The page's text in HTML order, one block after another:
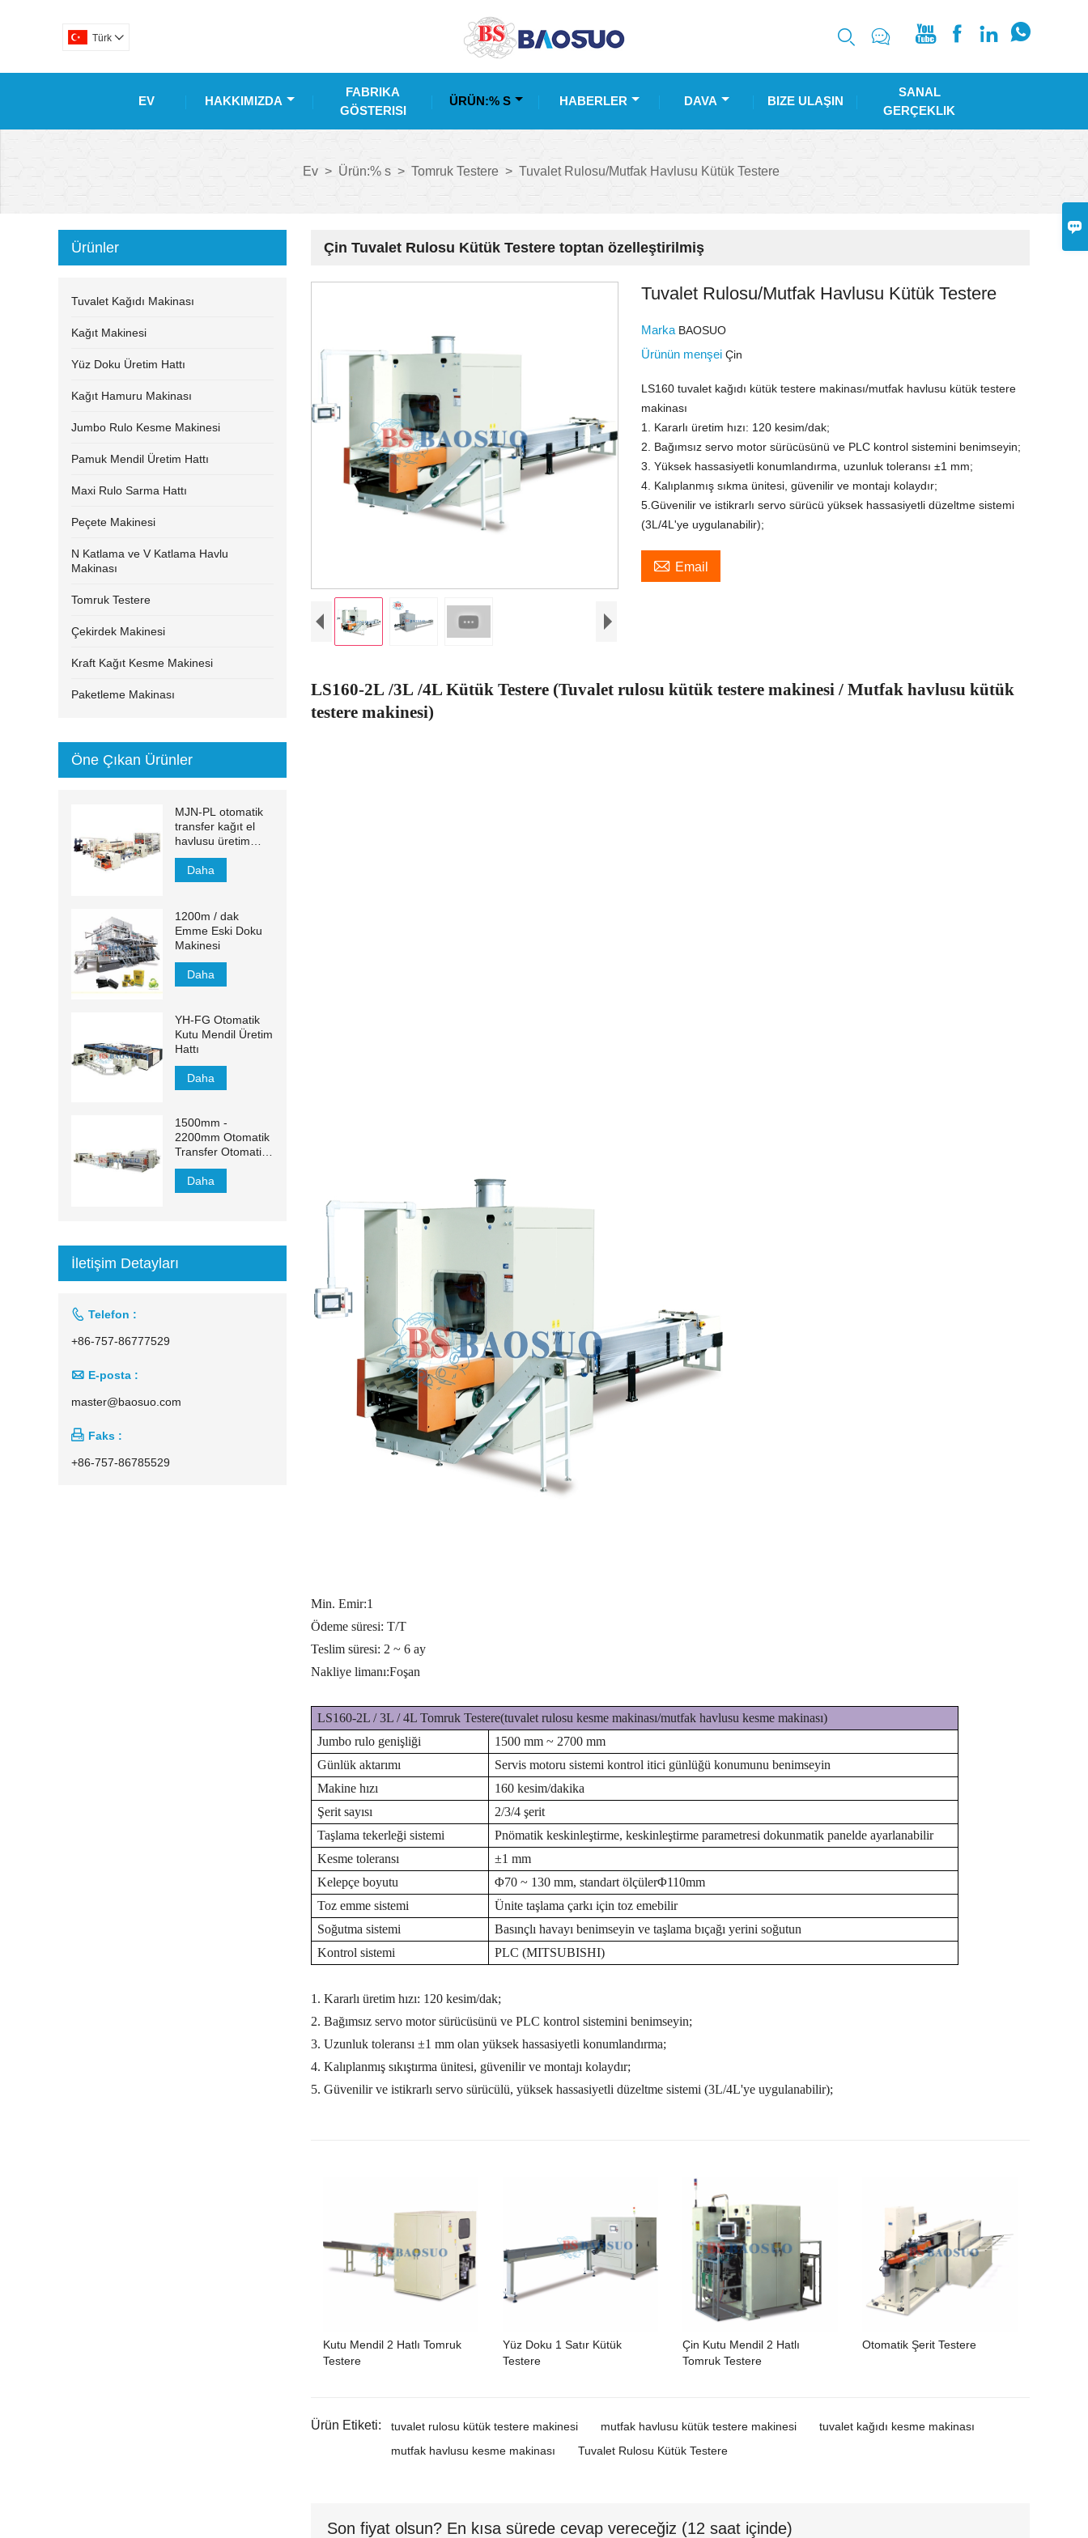

Türk       
EV HAKKIMIZDA
FABRIKA
GÖSTERISI
ÜRÜN:% S HABERLER DAVA BIZE ULAŞIN
SANAL
GERÇEKLIK
Ev > Ürün:% s > Tomruk Testere > Tuvalet Rulosu/Mutfak Havlusu Kütük Testere
Çin Tuvalet Rulosu Kütük Testere toptan özelleştirilmiş
Tuvalet Rulosu/Mutfak Havlusu Kütük Testere
Marka BAOSUO
Ürünün menşeiÇin
LS160 tuvalet kağıdı kütük testere makinası/mutfak havlusu kütük testere
makinası
1. Kararlı üretim hızı: 120 kesim/dak;
2. Bağımsız servo motor sürücüsünü ve PLC kontrol sistemini benimseyin;
3. Yüksek hassasiyetli konumlandırma, uzunluk toleransı ±1 mm;
4. Kalıplanmış sıkma ünitesi, güvenilir ve montajı kolaydır;
5.Güvenilir ve istikrarlı servo sürücü yüksek hassasiyetli düzeltme sistemi
(3L/4L'ye uygulanabilir);
 Email
LS160-2L /3L /4L Kütük Testere (Tuvalet rulosu kütük testere makinesi / Mutfak havlusu kütük
testere makinesi)
Min. Emir:1
Ödeme süresi: T/T
Teslim süresi: 2 ~ 6 ay
Nakliye limanı:Foşan
LS160-2L / 3L / 4L Tomruk Testere(tuvalet rulosu kesme makinası/mutfak havlusu kesme makinası)
Jumbo rulo genişliği
1500 mm ~ 2700 mm
Günlük aktarımı
Servis motoru sistemi kontrol itici günlüğü konumunu benimseyin
Makine hızı
160 kesim/dakika
Şerit sayısı
2/3/4 şerit
Taşlama tekerleği sistemi
Pnömatik keskinleştirme, keskinleştirme parametresi dokunmatik panelde ayarlanabilir
Kesme toleransı
±1 mm
Kelepçe boyutu
Φ70 ~ 130 mm, standart ölçülerΦ110mm
Toz emme sistemi
Ünite taşlama çarkı için toz emebilir
Soğutma sistemi
Basınçlı havayı benimseyin ve taşlama bıçağı yerini soğutun
Kontrol sistemi
PLC (MITSUBISHI)
1. Kararlı üretim hızı: 120 kesim/dak;
2. Bağımsız servo motor sürücüsünü ve PLC kontrol sistemini benimseyin;
3. Uzunluk toleransı ±1 mm olan yüksek hassasiyetli konumlandırma;
4. Kalıplanmış sıkıştırma ünitesi, güvenilir ve montajı kolaydır;
5. Güvenilir ve istikrarlı servo sürücülü, yüksek hassasiyetli düzeltme sistemi (3L/4L'ye uygulanabilir);
Kutu Mendil 2 Hatlı Tomruk
Testere
Yüz Doku 1 Satır Kütük
Testere
Çin Kutu Mendil 2 Hatlı
Tomruk Testere
Otomatik Şerit Testere
Ürün Etiketi: tuvalet rulosu kütük testere makinesi mutfak havlusu kütük testere makinesi
tuvalet kağıdı kesme makinası
mutfak havlusu kesme makinası
Tuvalet Rulosu Kütük Testere
Son fiyat olsun? En kısa sürede cevap vereceğiz (12 saat içinde)
Ürünler
Tuvalet Kağıdı Makinası
Kağıt Makinesi
Yüz Doku Üretim Hattı
Kağıt Hamuru Makinası
Jumbo Rulo Kesme Makinesi
Pamuk Mendil Üretim Hattı
Maxi Rulo Sarma Hattı
Peçete Makinesi
N Katlama ve V Katlama Havlu
Makinası
Tomruk Testere
Çekirdek Makinesi
Kraft Kağıt Kesme Makinesi
Paketleme Makinası
Öne Çıkan Ürünler
MJN-PL otomatik
transfer kağıt el
havlusu üretim
hattı
Daha
1200m / dak
Emme Eski Doku
Makinesi
Daha
YH-FG Otomatik
Kutu Mendil Üretim
Hattı
Daha
1500mm -
2200mm Otomatik
Transfer Otomatik
Yüz Mendili Üretim
Hattı
Daha
İletişim Detayları
 Telefon :
+86-757-86777529
 E-posta :
master@baosuo.com
 Faks :
+86-757-86785529